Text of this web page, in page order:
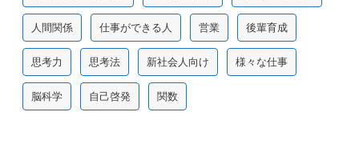
人間関係 仕事ができる人 営業 後輩育成
思考力 思考法 新社会人向け 様々な仕事
脳科学 自己啓発 関数